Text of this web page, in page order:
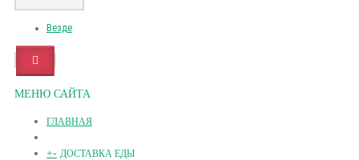
Везде
МЕНЮ САЙТА
ГЛАВНАЯ
+- ДОСТАВКА ЕДЫ